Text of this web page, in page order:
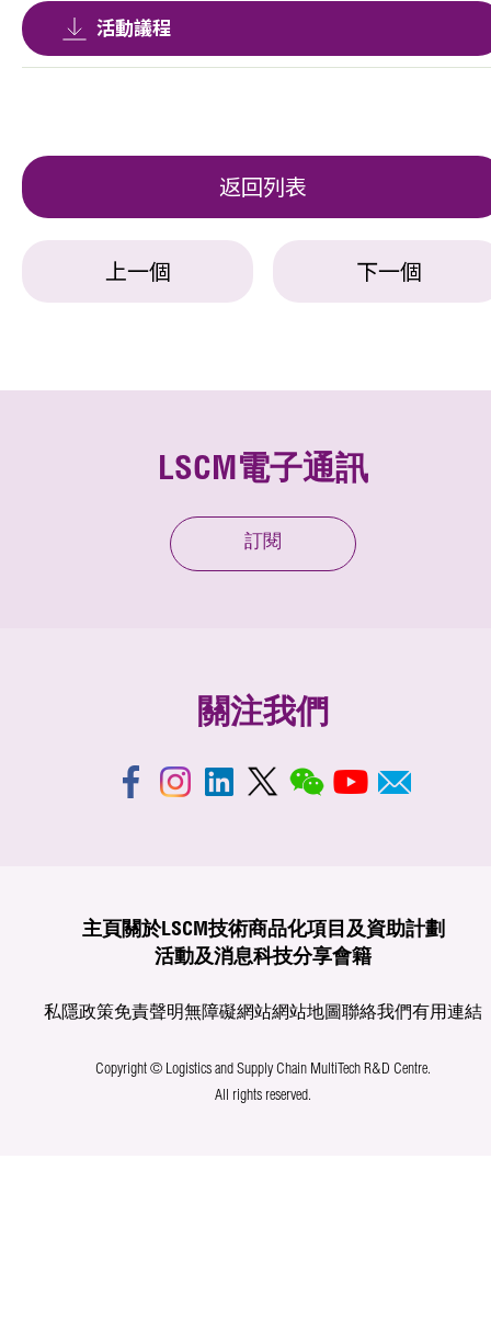
活動議程
返回列表
上一個 下一個
LSCM電子通訊
訂閱
關注我們
主頁 關於LSCM技術商品化項目及資助計劃
活動及消息科技分享會籍
私隱政策免責聲明無障礙網站網站地圖聯絡我們有用連結
Copyright © Logistics and Supply Chain MultiTech R&D Centre.
All rights reserved.